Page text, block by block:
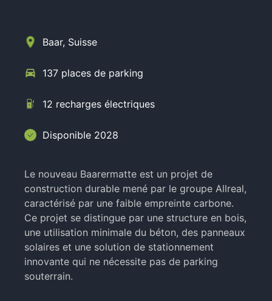
Baar, Suisse
137 places de parking
12 recharges électriques
Disponible 2028
Le nouveau Baarermatte est un projet de
construction durable mené par le groupe Allreal,
caractérisé par une faible empreinte carbone.
Ce projet se distingue par une structure en bois,
une utilisation minimale du béton, des panneaux
solaires et une solution de stationnement
innovante qui ne nécessite pas de parking
souterrain.